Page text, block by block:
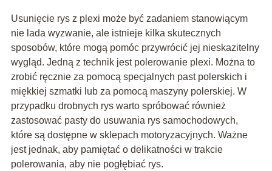
Usunięcie rys z plexi może być zadaniem stanowiącym
nie lada wyzwanie, ale istnieje kilka skutecznych
sposobów, które mogą pomóc przywrócić jej nieskazitelny
wygląd. Jedną z technik jest polerowanie plexi. Można to
zrobić ręcznie za pomocą specjalnych past polerskich i
miękkiej szmatki lub za pomocą maszyny polerskiej. W
przypadku drobnych rys warto spróbować również
zastosować pasty do usuwania rys samochodowych,
które są dostępne w sklepach motoryzacyjnych. Ważne
jest jednak, aby pamiętać o delikatności w trakcie
polerowania, aby nie pogłębiać rys.